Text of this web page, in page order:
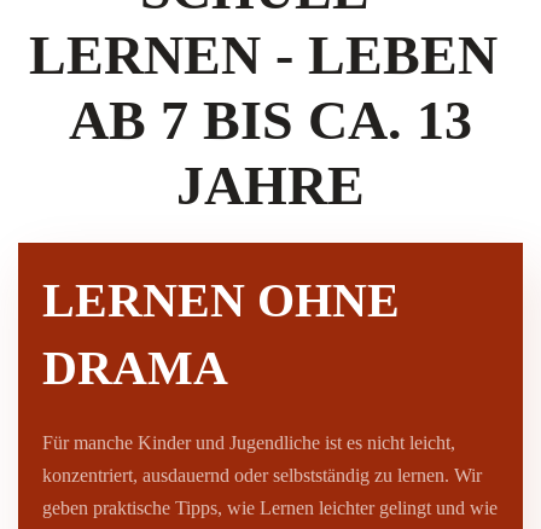
LERNEN - LEBEN
AB 7 BIS CA. 13
JAHRE
LERNEN OHNE
DRAMA
Für manche Kinder und Jugendliche ist es nicht leicht,
konzentriert, ausdauernd oder selbstständig zu lernen. Wir
geben praktische Tipps, wie Lernen leichter gelingt und wie